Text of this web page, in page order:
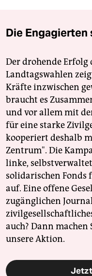
Die Engagierten
Der drohende Erfolg
Landtagswahlen
Kräfte inzwischen
braucht es
und vor allem mit
für eine starke
kooperiert deshalb
Zentrum". Die
linke,
solidarischen Fonds
auf. Eine offene
zugänglichen
auch? Dann
unsere Aktion.